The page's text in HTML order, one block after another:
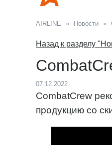
AIRLINE » Новости »
Назад к разделу
07.12.2022
CombatCrew
продукцию со